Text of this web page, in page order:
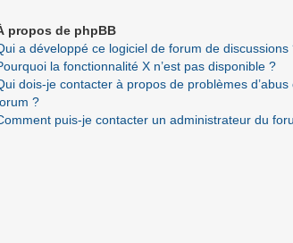
propos de phpBB
a développé ce logiciel de forum de discussions
la fonctionnalité X n’est pas disponible ?
dois-je contacter à propos de problèmes
?
puis-je contacter un administrateur du